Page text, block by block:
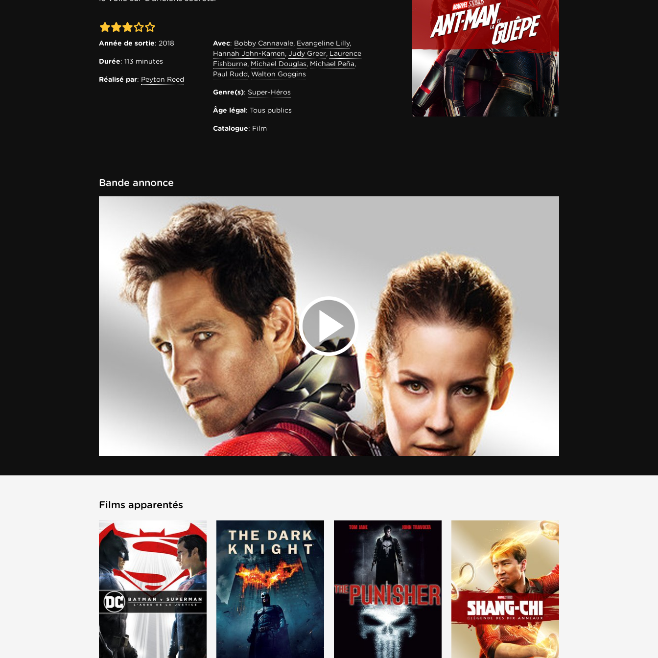
3-0
Année de sortie: 2018
Durée: 113 minutes
Réalisé par: Peyton Reed
Avec: Bobby Cannavale, Evangeline Lilly,
Hannah John-Kamen,Judy Greer, Laurence
Fishburne, Michael Douglas, Michael Peña,
Paul Rudd,Walton Goggins
Genre(s): Super-Héros
Âge légal: Tous publics
Catalogue: Film
Bande annonce
Films apparentés